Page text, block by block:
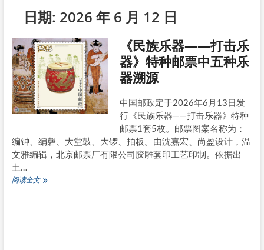
日期: 2026 年 6 月 12 日
《民族乐器——打击乐
器》特种邮票中五种乐
器溯源
中国邮政定于2026年6月13日发
行《民族乐器——打击乐器》特种
邮票1套5枚。邮票图案名称为：
编钟、编磬、大堂鼓、大锣、拍板。由沈嘉宏、尚盈设计，温
文雅编辑，北京邮票厂有限公司胶雕套印工艺印制。依据出
土…
阅读全文《民